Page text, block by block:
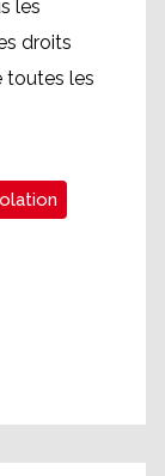
les
droits
toutes les